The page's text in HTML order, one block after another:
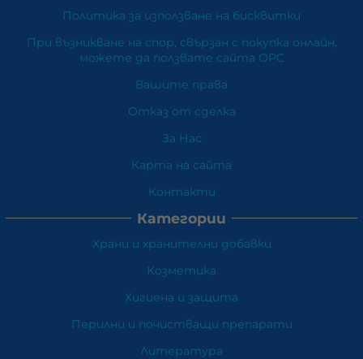
Политика за използване на бисквитки
При възникване на спор, свързан с покупка онлайн,
можете да ползвате сайта ОРС
Вашите права
Отказ от сделка
За Нас
Карта на сайта
Контакти
Категории
Храни и хранителни добавки
Козметика
Хигиена и защита
Перилни и почистващи препарати
Литература